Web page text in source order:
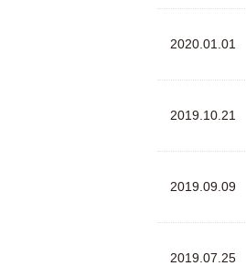
2020.01.01
2019.10.21
2019.09.09
2019.07.25